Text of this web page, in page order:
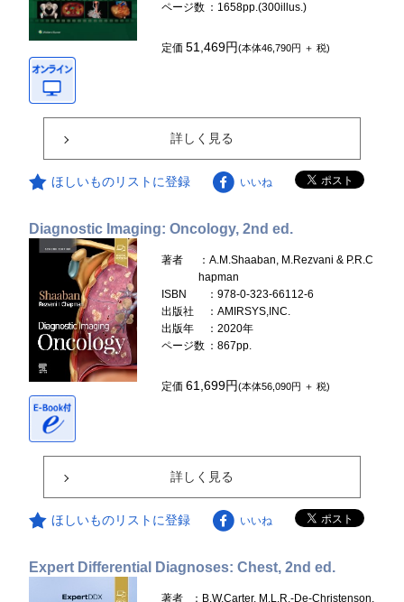
ページ数 ：1658pp.(300illus.)
定価51,469円(本体46,790円 ＋ 税)
詳しく見る
ほしいものリストに登録 いいね
Diagnostic Imaging: Oncology, 2nd ed.
著者
：A.M.Shaaban, M.Rezvani & P.R.C
hapman
ISBN
：978-0-323-66112-6
出版社
：AMIRSYS,INC.
出版年
：2020年
ページ数 ：867pp.
定価61,699円(本体56,090円 ＋ 税)
詳しく見る
ほしいものリストに登録 いいね
Expert Differential Diagnoses: Chest, 2nd ed.
著者
：B.W.Carter, M.L.R.-De-Christenson,